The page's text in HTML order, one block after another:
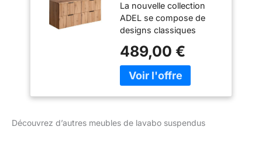
Plan de Travail ou
Lavabo Encastré
Suspendu de Salle
de Bain
La nouvelle collection
ADEL se compose de
designs classiques
façades usinées
verticalement. Chaque
meuble de la collection
permet de choisir
489,00 €
Découvrez d’autres meubles de lavabo suspendus